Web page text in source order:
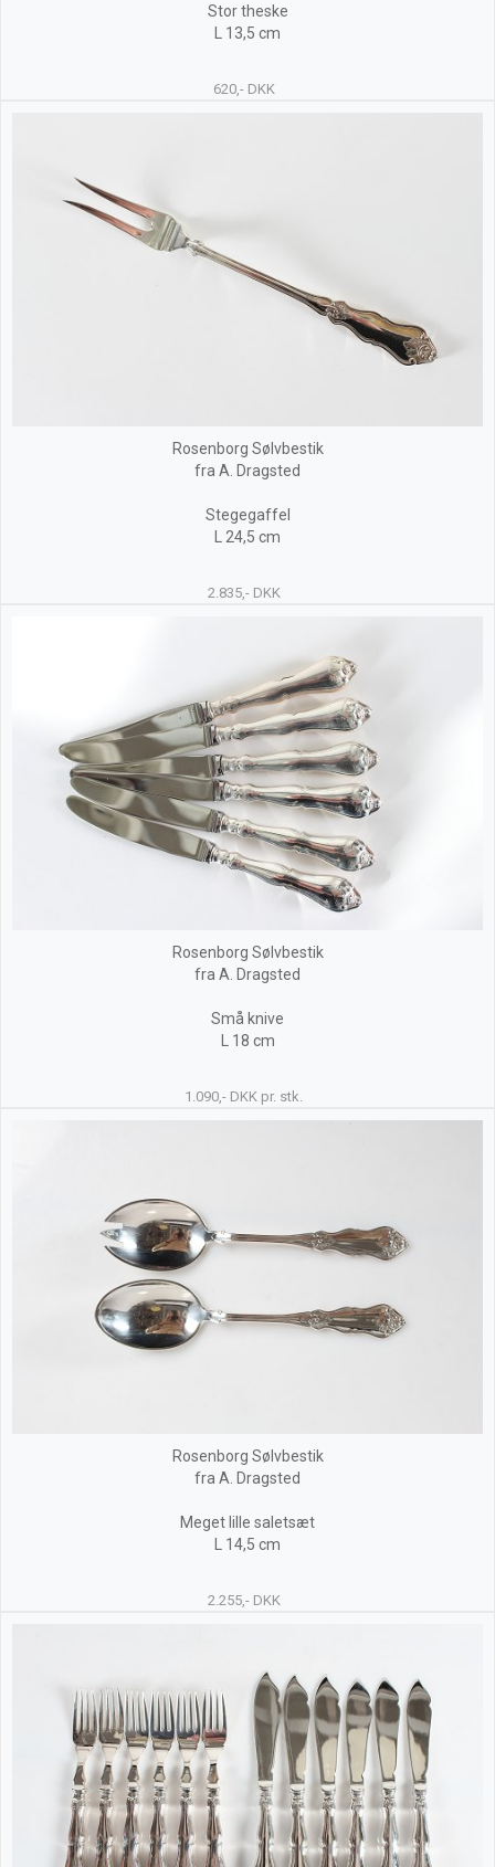
Stor theske
L 13,5 cm
620,- DKK
Rosenborg Sølvbestik
fra A. Dragsted
Stegegaffel
L 24,5 cm
2.835,- DKK
Rosenborg Sølvbestik
fra A. Dragsted
Små knive
L 18 cm
1.090,- DKK pr. stk.
Rosenborg Sølvbestik
fra A. Dragsted
Meget lille saletsæt
L 14,5 cm
2.255,- DKK